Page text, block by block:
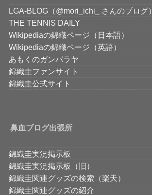
LGA-BLOG（@mori_ichi_ さんのブログ）
THE TENNIS DAILY
Wikipediaの錦織ページ（日本語）
Wikipediaの錦織ページ（英語）
あもくのガンバラヤ
錦織圭ファンサイト
錦織圭公式サイト
鼻血ブログ出張所
錦織圭実況掲示板
錦織圭実況掲示板（旧）
錦織圭関連グッズの検索（楽天）
錦織圭関連グッズの紹介